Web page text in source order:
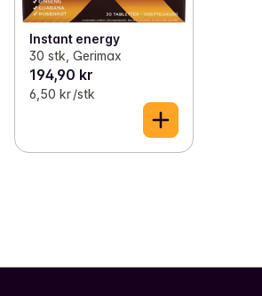
Instant energy
30 stk, Gerimax
194,90 kr
6,50 kr /stk